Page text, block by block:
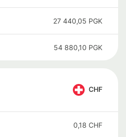
27 440,05 PGK
54 880,10 PGK
CHF
0,18 CHF